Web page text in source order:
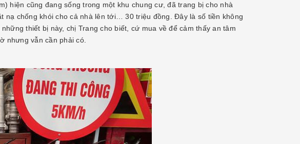
hiện cũng đang sống trong một khu chung cư, đã trang bị cho nhà
nạ chống khói cho cả nhà lên tới… 30 triệu đồng. Đây là số tiền không
thiết bị này, chị Trang cho biết, cứ mua về để cảm thấy an tâm
nhưng vẫn cần phải có.